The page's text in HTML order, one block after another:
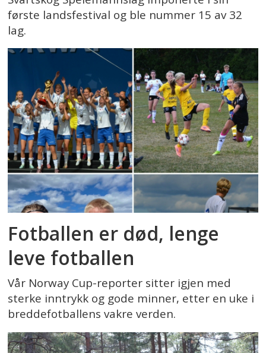
første landsfestival og ble nummer 15 av 32
lag.
Fotballen er død, lenge
leve fotballen
Vår Norway Cup-reporter sitter igjen med
sterke inntrykk og gode minner, etter en uke i
breddefotballens vakre verden.